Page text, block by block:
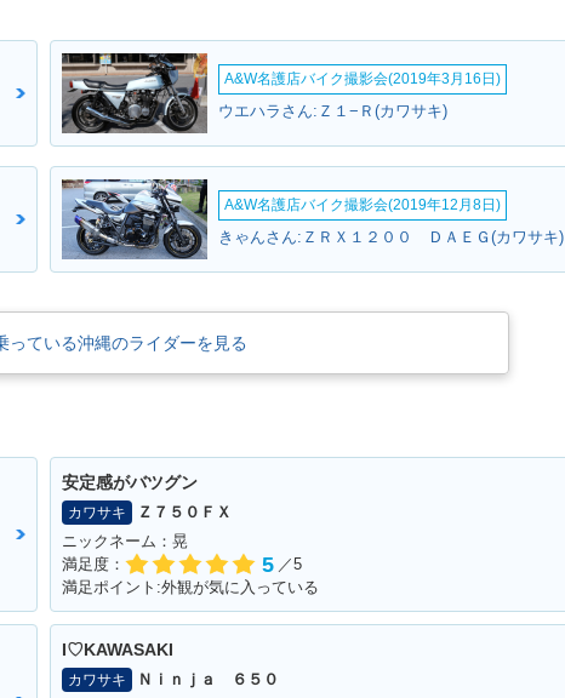
A&W名護店バイク撮影会(2019年3月16日)
ウエハラさん:Ｚ１−Ｒ(カワサキ)
A&W名護店バイク撮影会(2019年12月8日)
きゃんさん:ＺＲＸ１２００ ＤＡＥＧ(カワサキ)
っている沖縄のライダーを見る
安定感がバツグン
カワサキ
Ｚ７５０ＦＸ
ニックネーム：晃
満足度：
5 ／5
満足ポイント:外観が気に入っている
I♡KAWASAKI
カワサキ
Ｎｉｎｊａ ６５０